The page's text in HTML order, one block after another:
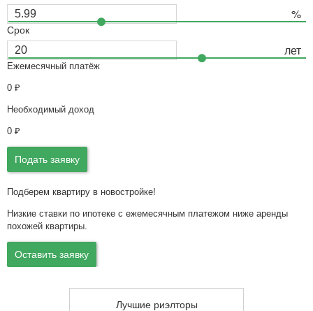
Срок
Ежемесячный платёж
0 ₽
Необходимый доход
0 ₽
Подать заявку
Подберем квартиру в новостройке!
Низкие ставки по ипотеке с ежемесячным платежом ниже аренды
похожей квартиры.
Оставить заявку
Лучшие риэлторы